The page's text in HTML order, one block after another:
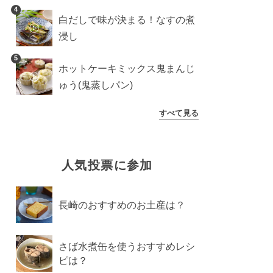
4
白だしで味が決まる！なすの煮
浸し
5
ホットケーキミックス鬼まんじ
ゅう(鬼蒸しパン)
すべて見る
人気投票に参加
長崎のおすすめのお土産は？
さば水煮缶を使うおすすめレシ
ピは？